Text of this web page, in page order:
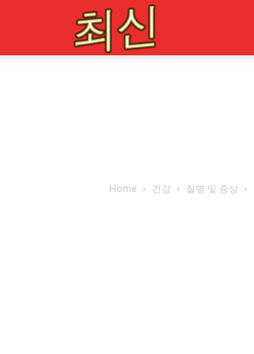
Home 건강 질병 및 증상